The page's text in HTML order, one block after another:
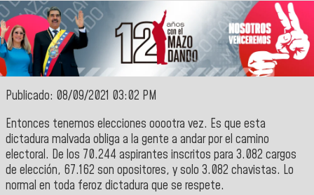
Publicado: 08/09/2021 03:02 PM
Entonces tenemos elecciones ooootra vez. Es que esta
dictadura malvada obliga a la gente a andar por el camino
electoral. De los 70.244 aspirantes inscritos para 3.082 cargos
de elección, 67.162 son opositores, y solo 3.082 chavistas. Lo
normal en toda feroz dictadura que se respete.